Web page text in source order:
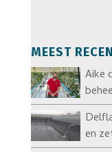
MEEST
Aike
en